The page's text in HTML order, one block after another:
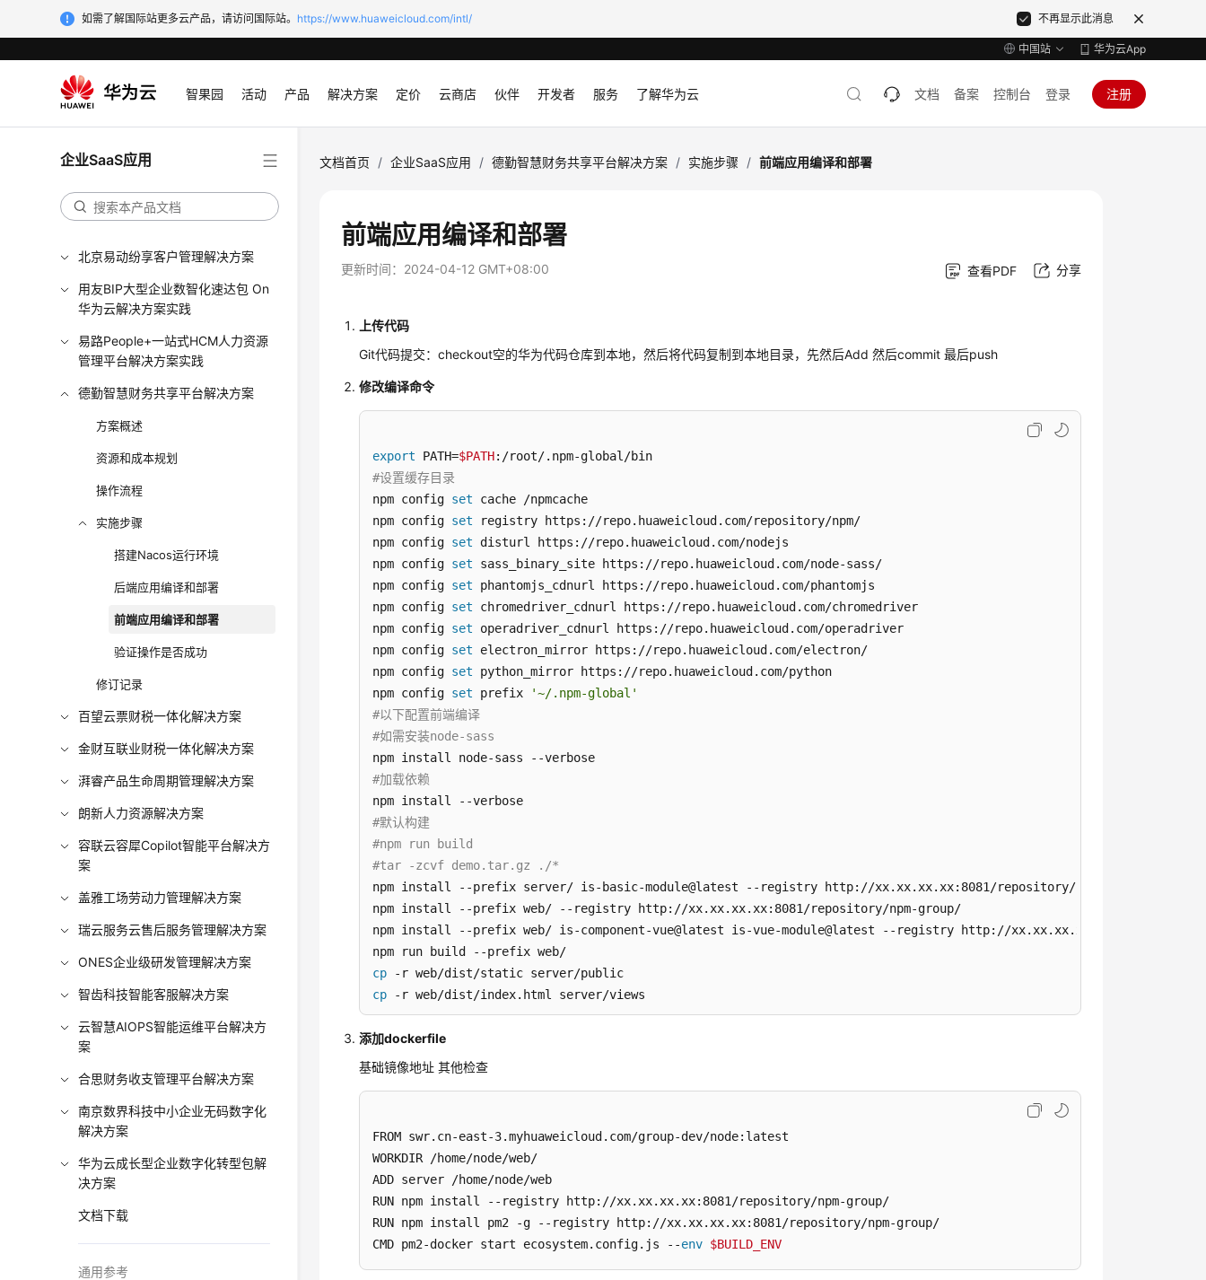
如需了解国际站更多云产品，请访问国际站。 https://www.huaweicloud.com/intl/ 不再显示此消息
中国站 华为云App
智果园 活动 产品 解决方案 定价 云商店 伙伴 开发者 服务 了解华为云 文档 备案 控制台 登录 注册
企业SaaS应用
北京易动纷享客户管理解决方案
用友BIP大型企业数智化速达包 On
华为云解决方案实践
易路People+一站式HCM人力资源
管理平台解决方案实践
德勤智慧财务共享平台解决方案
方案概述
资源和成本规划
操作流程
实施步骤
搭建Nacos运行环境
后端应用编译和部署
前端应用编译和部署
验证操作是否成功
修订记录
百望云票财税一体化解决方案
金财互联业财税一体化解决方案
湃睿产品生命周期管理解决方案
朗新人力资源解决方案
容联云容犀Copilot智能平台解决方
案
盖雅工场劳动力管理解决方案
瑞云服务云售后服务管理解决方案
ONES企业级研发管理解决方案
智齿科技智能客服解决方案
云智慧AIOPS智能运维平台解决方
案
合思财务收支管理平台解决方案
南京数界科技中小企业无码数字化
解决方案
华为云成长型企业数字化转型包解
决方案
文档下载
通用参考
文档首页 / 企业SaaS应用 / 德勤智慧财务共享平台解决方案 / 实施步骤 / 前端应用编译和部署
前端应用编译和部署
更新时间： 2024-04-12 GMT+08:00 查看PDF 分享
上传代码
Git代码提交：checkout空的华为代码仓库到本地，然后将代码复制到本地目录，先然后Add 然后commit 最后push
修改编译命令
export PATH=$PATH
#设置缓存目录
npm config set cache /npmcache
npm config set registry https://repo.huaweicloud.com/repository/npm/
npm config set disturl https://repo.huaweicloud.com/nodejs
npm config set sass_binary_site https://repo.huaweicloud.com/node-sass/
npm config set phantomjs_cdnurl https://repo.huaweicloud.com/phantomjs
npm config set chromedriver_cdnurl https://repo.huaweicloud.com/chromedriver
npm config set operadriver_cdnurl https://repo.huaweicloud.com/operadriver
npm config set electron_mirror https://repo.huaweicloud.com/electron/
npm config set python_mirror https://repo.huaweicloud.com/python
npm config set prefix
'~/.npm-global'
#以下配置前端编译
#如需安装node-sass
#加载依赖
#默认构建
#npm run build
#tar -zcvf demo.tar.gz ./*
npm install --prefix server/ is-basic-module@latest --registry http://xx.xx.xx.xx:8081/repository/npm-group/
npm install --prefix web/ --registry http://xx.xx.xx.xx:8081/repository/npm-group/
npm install --prefix web/ is-component-vue@latest is-vue-module@latest --registry http://xx.xx.xx.xx:8081/repository/
cp
cp -r web/dist/index.html server/views
添加dockerfile
基础镜像地址 其他检查
FROM swr.cn-east-3.myhuaweicloud.com/group-dev/node:latest
WORKDIR /home/node/web/
ADD server /home/node/web
RUN npm install --registry http://xx.xx.xx.xx:8081/repository/npm-group/
RUN npm install pm2 -g --registry http://xx.xx.xx.xx:8081/repository/npm-group/
CMD pm2-docker start ecosystem.config.js --env $BUILD_ENV